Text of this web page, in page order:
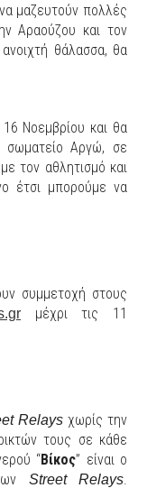
μαζευτούν πολλές
Αραούζου και τον
θάλασσα, θα
Νοεμβρίου και θα
σωματείο Αργώ, σε
τον αθλητισμό και
έτσι μπορούμε να
συμμετοχή στους
μέχρι τις 11
Relays χωρίς την
τους σε κάθε
“Βίκος” είναι ο
Street Relays.